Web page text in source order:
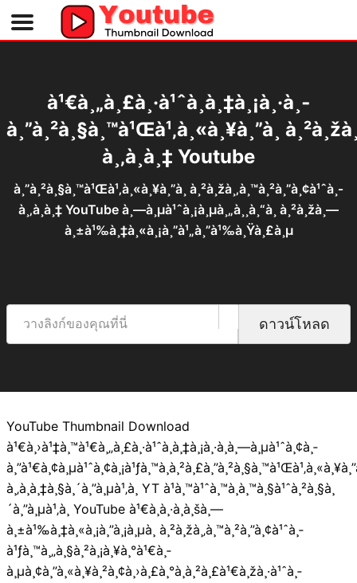
à¹€à¸„à¸£à¸·à¹ˆà¸­à¸‡à¸¡à¸·à¸­
à¸”à¸²à¸§à¸™à¹Œà¹‚à¸«à¸¥à¸”à¸
à¸‚à¸­à¸‡ Youtube
à¸”à¸²à¸§à¸™à¹Œà¹‚à¸«à¸¥à¸”à¸ à¸²à¸žà¸‚à¸™à¸²à¸”à¸¢à¹ˆà¸­
à¸‚à¸­à¸‡ YouTube à¸—à¸µà¹ˆà¸¡à¸µà¸„à¸¸à¸“à¸ à¸²à¸žà¸—
à¸±à¹‰à¸‡à¸«à¸¡à¸”à¹„à¸”à¹‰à¸Ÿà¸£à¸µ
ดาวน์โหลด
YouTube Thumbnail Download
à¹€à¸›à¹‡à¸™à¹€à¸„à¸£à¸·à¹ˆà¸­à¸‡à¸¡à¸·à¸­à¸—à¸µà¹ˆà¸¢à¸­
à¸‚à¸­à¸‡à¸§à¸´à¸”à¸µà¹‚à¸­ YT à¹à¸™à¹ˆà¸™à¸­à¸™à¸§à¹ˆà¸²à¸§à¸
´à¸”à¸µà¹‚à¸­ YouTube à¹€à¸à¸·à¸­à¸šà¸—
à¸±à¹‰à¸‡à¸«à¸¡à¸”à¸¡à¸µà¸ à¸²à¸žà¸‚à¸™à¸²à¸”à¸¢à¹ˆà¸­
à¹ƒà¸™à¸„à¸§à¸²à¸¡à¸¥à¸°à¹€à¸­
à¸µà¸¢à¸”à¸«à¸¥à¸²à¸¢à¸›à¸£à¸°à¸à¸²à¸£à¹€à¸žà¸·à¹ˆà¸­